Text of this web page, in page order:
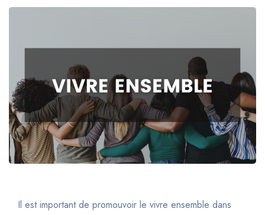
Il est important de promouvoir le vivre ensemble dans